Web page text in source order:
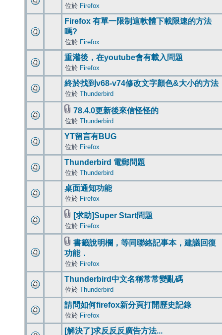
位於 Firefox
Firefox 有單一限制這軟體下載限速的方法
嗎?
位於 Firefox
重灌後，在youtube會有載入問題
位於 Firefox
終於找到v68-v74修改文字顏色&大小的方法
位於 Thunderbird
78.4.0更新後來信怪怪的
位於 Thunderbird
YT留言有BUG
位於 Firefox
Thunderbird 電郵問題
位於 Thunderbird
桌面通知功能
位於 Firefox
[求助]Super Start問題
位於 Firefox
書籤說明欄，等同聯絡記事本，建議回復
功能．
位於 Firefox
Thunderbird中文名稱常常變亂碼
位於 Thunderbird
請問如何firefox新分頁打開歷史記錄
位於 Firefox
[解決了]求反反反廣告方法...